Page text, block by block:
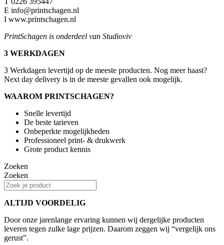
E info@printschagen.nl
I www.printschagen.nl
PrintSchagen is onderdeel van Studioviv
3 WERKDAGEN
3 Werkdagen levertijd op de meeste producten. Nog meer haast?
Next day delivery is in de meeste gevallen ook mogelijk.
WAAROM PRINTSCHAGEN?
Snelle levertijd
De beste tarieven
Onbeperkte mogelijkheden
Professioneel print- & drukwerk
Grote product kennis
Zoeken
Zoeken
ALTIJD VOORDELIG
Door onze jarenlange ervaring kunnen wij dergelijke producten
leveren tegen zulke lage prijzen. Daarom zeggen wij “vergelijk ons
gerust”.